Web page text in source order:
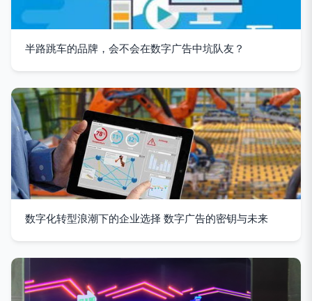
半路跳车的品牌，会不会在数字广告中坑队友？
数字化转型浪潮下的企业选择 数字广告的密钥与未来